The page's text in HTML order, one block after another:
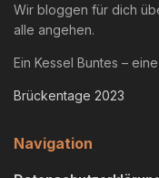
Wir bloggen für dich
alle angehen.
Ein Kessel Buntes –
Brückentage 2023
Navigation